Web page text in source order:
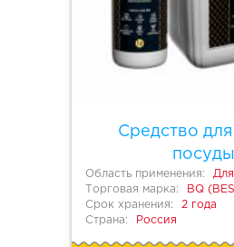
Средство
посуды
Область применения:
Торговая марка:
BQ
Срок хранения:
2 года
Страна:
Россия